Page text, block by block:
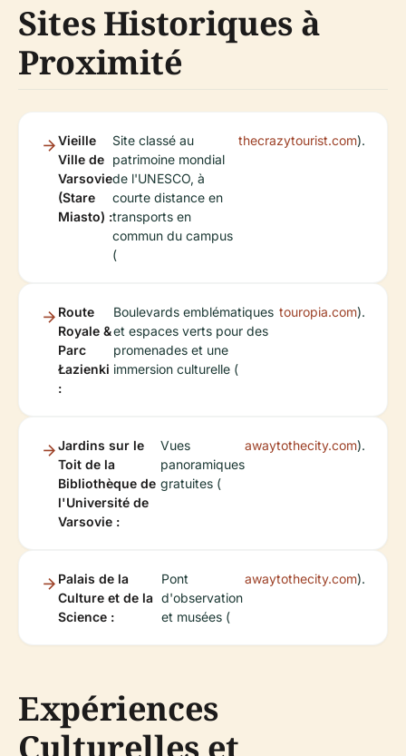
Sites Historiques à
Proximité
Vieille
Ville de
Varsovie
(Stare
Miasto) :
Site classé au
patrimoine mondial
de l'UNESCO, à
courte distance en
transports en
commun du campus
(
thecrazytourist.com).
Route
Royale &
Parc
Łazienki
:
Boulevards emblématiques
et espaces verts pour des
promenades et une
immersion culturelle (
touropia.com).
Jardins sur le
Toit de la
Bibliothèque de
l'Université de
Varsovie :
Vues
panoramiques
gratuites (
awaytothecity.com).
Palais de la
Culture et de la
Science :
Pont
d'observation
et musées (
awaytothecity.com).
Expériences